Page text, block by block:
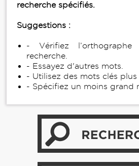
recherche spécifiés.
Suggestions :
- Vérifiez
recherche.
- Essayez d'autres mots.
- Utilisez des mots clés plus
- Spécifiez un moins grand